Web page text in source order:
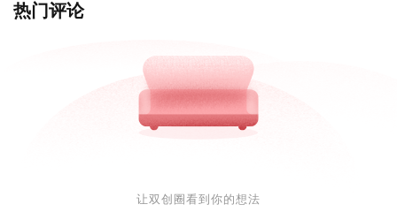
热门评论
让双创圈看到你的想法